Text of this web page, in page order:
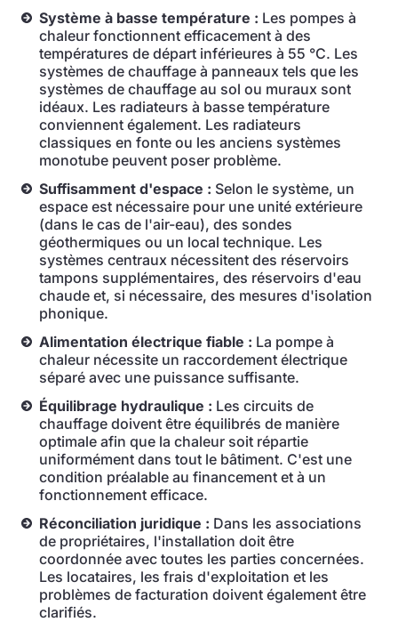
Système à basse température : Les pompes à
chaleur fonctionnent efficacement à des
températures de départ inférieures à 55 °C. Les
systèmes de chauffage à panneaux tels que les
systèmes de chauffage au sol ou muraux sont
idéaux. Les radiateurs à basse température
conviennent également. Les radiateurs
classiques en fonte ou les anciens systèmes
monotube peuvent poser problème.
Suffisamment d'espace : Selon le système, un
espace est nécessaire pour une unité extérieure
(dans le cas de l'air-eau), des sondes
géothermiques ou un local technique. Les
systèmes centraux nécessitent des réservoirs
tampons supplémentaires, des réservoirs d'eau
chaude et, si nécessaire, des mesures d'isolation
phonique.
Alimentation électrique fiable : La pompe à
chaleur nécessite un raccordement électrique
séparé avec une puissance suffisante.
Équilibrage hydraulique : Les circuits de
chauffage doivent être équilibrés de manière
optimale afin que la chaleur soit répartie
uniformément dans tout le bâtiment. C'est une
condition préalable au financement et à un
fonctionnement efficace.
Réconciliation juridique : Dans les associations
de propriétaires, l'installation doit être
coordonnée avec toutes les parties concernées.
Les locataires, les frais d'exploitation et les
problèmes de facturation doivent également être
clarifiés.